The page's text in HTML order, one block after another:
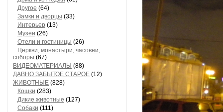
Другое (64)
Замки и дворцы (33)
Интерьер (13)
Музеи (26)
Отели и гостиницы (26)
Церкви, монастыри, часовни,
соборы (67)
ВИДЕОМАТЕРИАЛЫ (88)
ДАВНО ЗАБЫТОЕ СТАРОЕ (12)
ЖИВОТНЫЕ (828)
Кошки (283)
Дикие животные (127)
Собаки (111)